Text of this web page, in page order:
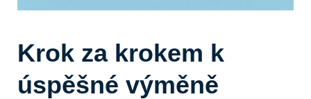
Krok za krokem k
úspěšné výměně